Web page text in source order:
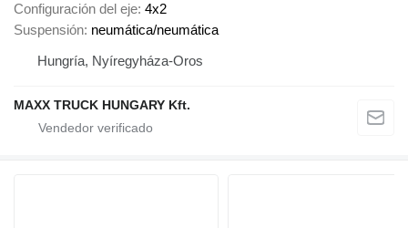
Configuración del eje 4x2
Suspensión neumática/neumática
Hungría, Nyíregyháza-Oros
MAXX TRUCK HUNGARY Kft.